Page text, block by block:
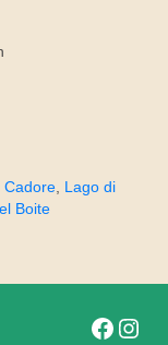
Cadore, Lago di
Boite
Folge uns auf
Folge